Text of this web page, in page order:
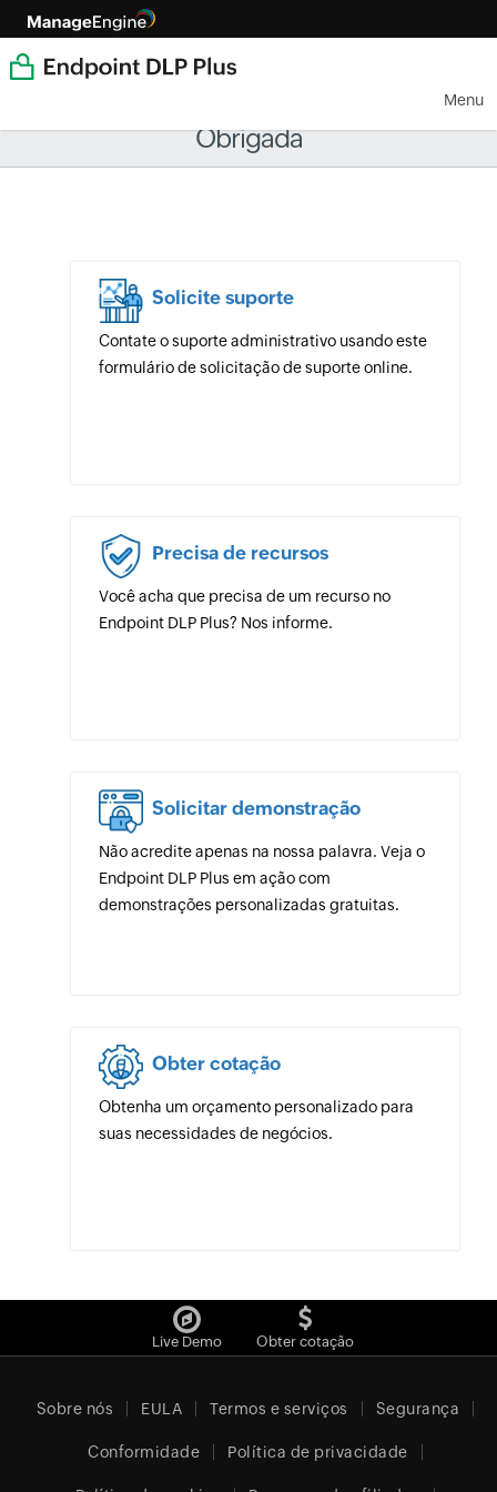
Menu
Obrigada
Solicite suporte
Contate o suporte administrativo usando este
formulário de solicitação de suporte online.
Precisa de recursos
Você acha que precisa de um recurso no
Endpoint DLP Plus? Nos informe.
Solicitar demonstração
Não acredite apenas na nossa palavra. Veja o
Endpoint DLP Plus em ação com
demonstrações personalizadas gratuitas.
Obter cotação
Obtenha um orçamento personalizado para
suas necessidades de negócios.
Live Demo Obter cotação
Sobre nós EULA Termos e serviços Segurança
Conformidade Política de privacidade